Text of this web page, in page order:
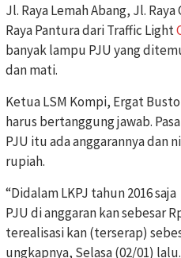
Jl. Raya Lemah Abang, Jl.
Raya Pantura dari Traffic Light
banyak lampu PJU yang
dan mati.
Ketua LSM Kompi, Ergat
harus bertanggung jawab.
PJU itu ada anggarannya dan
rupiah.
“Didalam LKPJ tahun 2016
PJU di anggaran kan sebesar
terealisasi kan (terserap)
ungkapnya, Selasa (02/01) lalu.